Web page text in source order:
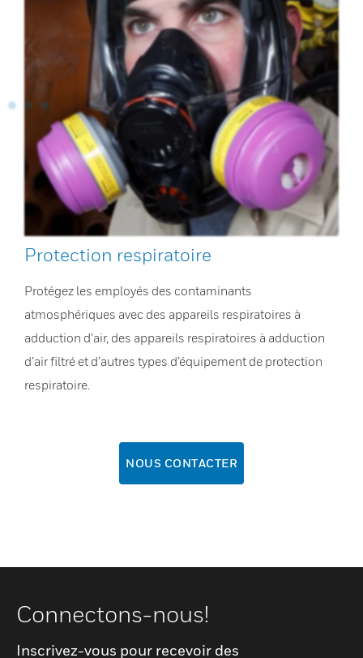
Protection respiratoire
Protégez les employés des contaminants
atmosphériques avec des appareils respiratoires à
adduction d’air, des appareils respiratoires à adduction
d’air filtré et d’autres types d’équipement de protection
respiratoire.
NOUS CONTACTER
Connectons-nous!
Inscrivez-vous pour recevoir des